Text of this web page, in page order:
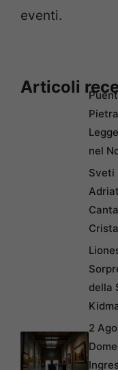
eventi.
Articoli
nel
Sveti
della
2